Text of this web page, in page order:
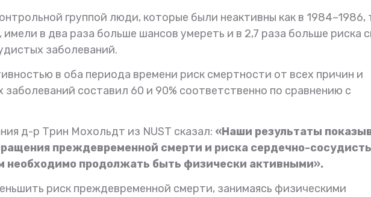
группой люди, которые были неактивны как в 1984–1986,
имели в два раза больше шансов умереть и в 2,7 раза больше риска
заболеваний.
в оба периода времени риск смертности от всех причин и
составил 60 и 90% соответственно по сравнению с
д-р Трин Мохольдт из NUST сказал: «Наши результаты
преждевременной смерти и риска сердечно-
необходимо продолжать быть физически активными».
риск преждевременной смерти, занимаясь физическими
83 года со дня рождения
Сегодня три года как с